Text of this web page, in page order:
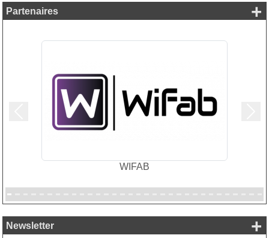
Partenaires
WIFAB
+
Newsletter +